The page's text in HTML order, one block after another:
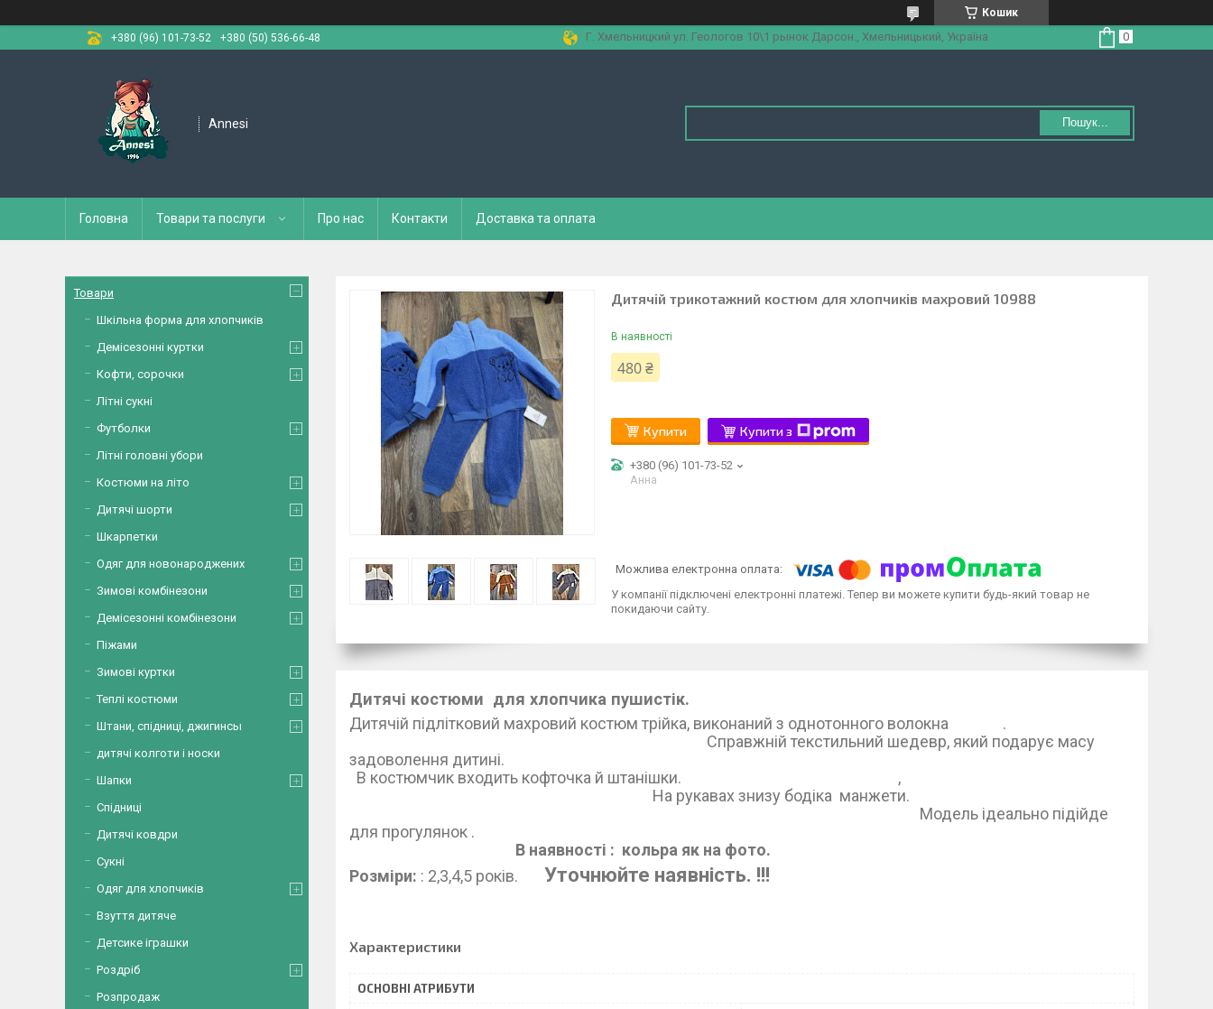
Кошик
+380 (96) 101-73-52
+380 (50) 536-66-48 Г. Хмельницкий ул. Геологов 10\1 рынок Дарсон., Хмельницький, Україна
Annesi Пошук...
Головна Товари та послуги Про нас Контакти Доставка та оплата
Дитячій трикотажний костюм для хлопчиків махровий 10988
В наявності
480 ₴
Купити Купити з
+380 (96) 101-73-52
Анна
У компанії підключені електронні платежі. Тепер ви можете купити будь-який товар не
покидаючи сайту.
Дитячі костюми для хлопчика пушистік.
Дитячій підлітковий махровий костюм трійка, виконаний з однотонного волокна .
Справжній текстильний шедевр, який подарує масу
задоволення дитині.
В костюмчик входить кофточка й штанішки. ,
На рукавах знизу бодіка манжети.
Модель ідеально підійде
для прогулянок .
В наявності : кольра як на фото.
Розміри: : 2,3,4,5 років. Уточнюйте наявність. !!!
Характеристики
ОСНОВНІ АТРИБУТИ
Товари
Шкільна форма для хлопчиків
Демісезонні куртки
Кофти, сорочки
Літні сукні
Футболки
Літні головні убори
Костюми на літо
Дитячі шорти
Шкарпетки
Одяг для новонароджених
Зимові комбінезони
Демісезонні комбінезони
Піжами
Зимові куртки
Теплі костюми
Штани, спідниці, джигинсы
дитячі колготи і носки
Шапки
Спідниці
Дитячі ковдри
Сукні
Одяг для хлопчиків
Взуття дитяче
Детсике іграшки
Роздріб
Розпродаж